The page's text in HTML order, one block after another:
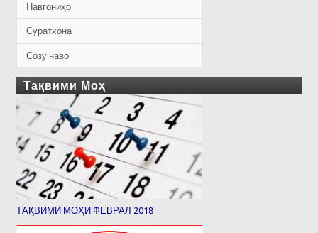
Навгониҳо
Суратхона
Созу наво
Тақвими Моҳ
ТАҚВИМИ МОҲИ ФЕВРАЛ 2018